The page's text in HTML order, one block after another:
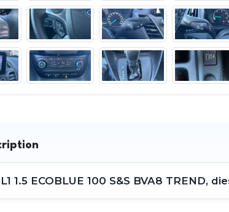
L1 1.5 ECOBLUE 100 S&S BVA8 TREND,